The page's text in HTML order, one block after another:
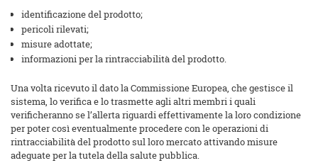
identificazione del prodotto;
pericoli rilevati;
misure adottate;
informazioni per la rintracciabilità del prodotto.
Una volta ricevuto il dato la Commissione Europea, che gestisce il
sistema, lo verifica e lo trasmette agli altri membri i quali
verificheranno se l’allerta riguardi effettivamente la loro condizione
per poter così eventualmente procedere con le operazioni di
rintracciabilità del prodotto sul loro mercato attivando misure
adeguate per la tutela della salute pubblica.